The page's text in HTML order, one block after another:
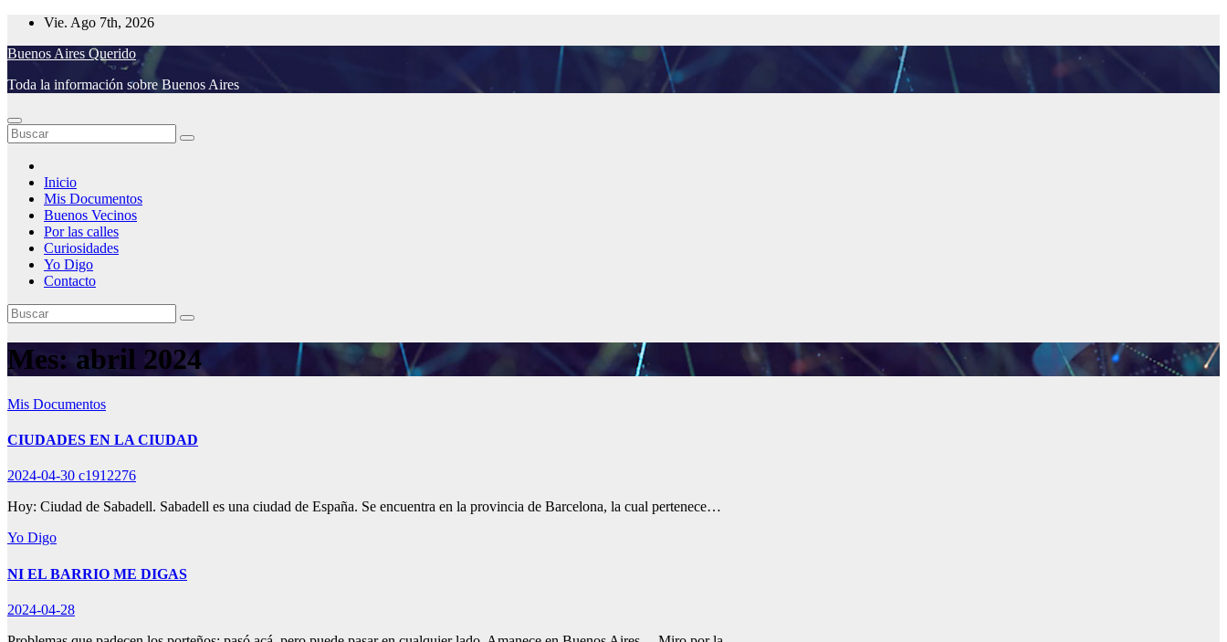
Saltar
contenido
Vie. Ago 7th, 2026
Buenos Aires Querido
Toda la información sobre Buenos Aires
Inicio
Mis Documentos
Buenos Vecinos
Por las calles
Curiosidades
Yo Digo
Contacto
Mes: abril 2024
Mis Documentos
CIUDADES EN LA CIUDAD
2024-04-30 c1912276
Hoy: Ciudad de Sabadell. Sabadell es una ciudad de España. Se encuentra en la provincia de Barcelona, la cual pertenece…
Yo Digo
NI EL BARRIO ME DIGAS
2024-04-28